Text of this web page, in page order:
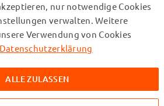
inklusive Mehrwertsteuer und
Bitte beachten Sie, dass alle
zur Information über unsere
genannt werden.
nur notwendige Cookies
verwalten. Weitere
Verwendung von Cookies
Datenschutzerklärung
ALLE ZULASSEN